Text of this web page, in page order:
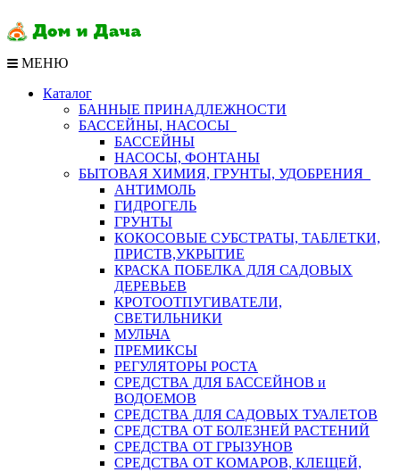
МЕНЮ
Каталог
БАННЫЕ ПРИНАДЛЕЖНОСТИ
БАССЕЙНЫ, НАСОСЫ
БАССЕЙНЫ
НАСОСЫ, ФОНТАНЫ
БЫТОВАЯ ХИМИЯ, ГРУНТЫ, УДОБРЕНИЯ
АНТИМОЛЬ
ГИДРОГЕЛЬ
ГРУНТЫ
КОКОСОВЫЕ СУБСТРАТЫ, ТАБЛЕТКИ,
ПРИСТВ,УКРЫТИЕ
КРАСКА ПОБЕЛКА ДЛЯ САДОВЫХ
ДЕРЕВЬЕВ
КРОТООТПУГИВАТЕЛИ,
СВЕТИЛЬНИКИ
МУЛЬЧА
ПРЕМИКСЫ
РЕГУЛЯТОРЫ РОСТА
СРЕДСТВА ДЛЯ БАССЕЙНОВ и
ВОДОЕМОВ
СРЕДСТВА ДЛЯ САДОВЫХ ТУАЛЕТОВ
СРЕДСТВА ОТ БОЛЕЗНЕЙ РАСТЕНИЙ
СРЕДСТВА ОТ ГРЫЗУНОВ
СРЕДСТВА ОТ КОМАРОВ, КЛЕЩЕЙ,